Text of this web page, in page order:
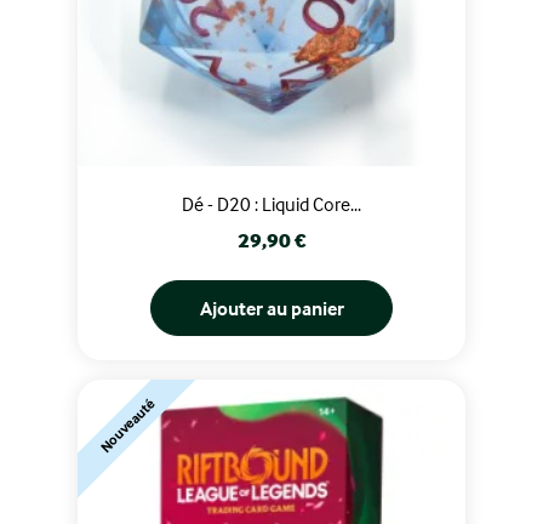
Dé - D20 : Liquid Core...
Prix
29,90 €
Ajouter au panier
Nouveauté